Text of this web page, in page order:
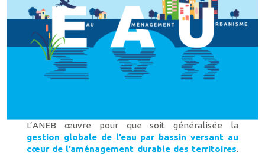
L’ANEB œuvre pour que soit généralisée la
gestion globale de l’eau par bassin versant au
cœur de l’aménagement durable des territoires.